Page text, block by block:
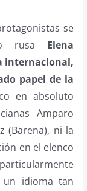
se
rusa Elena
internacional,
papel de la
en absoluto
Amparo
(Barena), ni la
en el elenco
idioma tan